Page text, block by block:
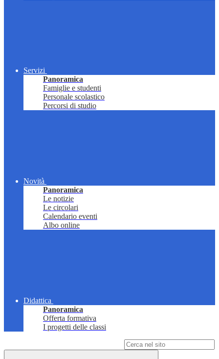
Servizi
Panoramica
Famiglie e studenti
Personale scolastico
Percorsi di studio
Novità
Panoramica
Le notizie
Le circolari
Calendario eventi
Albo online
Didattica
Panoramica
Offerta formativa
I progetti delle classi